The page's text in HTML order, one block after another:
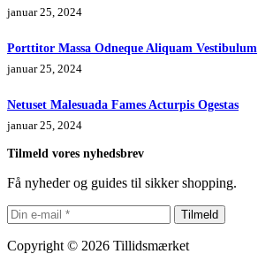
januar 25, 2024
Porttitor Massa Odneque Aliquam Vestibulum
januar 25, 2024
Netuset Malesuada Fames Acturpis Ogestas
januar 25, 2024
Tilmeld vores nyhedsbrev
Få nyheder og guides til sikker shopping.
Tilmeld
Copyright © 2026 Tillidsmærket